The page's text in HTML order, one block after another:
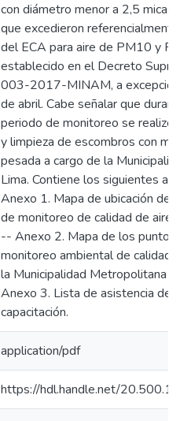
con diámetro menor a 2,5 micas
que excedieron
del ECA para aire de PM10 y
establecido en el Decreto
003-2017-MINAM, a
de abril. Cabe señalar que
periodo de monitoreo se realizó
y limpieza de escombros con
pesada a cargo de la
Lima. Contiene los siguientes
Anexo 1. Mapa de ubicación de
de monitoreo de calidad de aire
-- Anexo 2. Mapa de los puntos
monitoreo ambiental de calidad
la Municipalidad Metropolitana
Anexo 3. Lista de asistencia de
capacitación.
application/pdf
https://hdl.handle.net/